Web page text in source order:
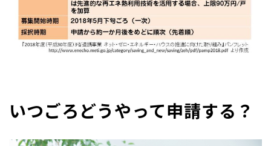
いつごろどうやって申請する？